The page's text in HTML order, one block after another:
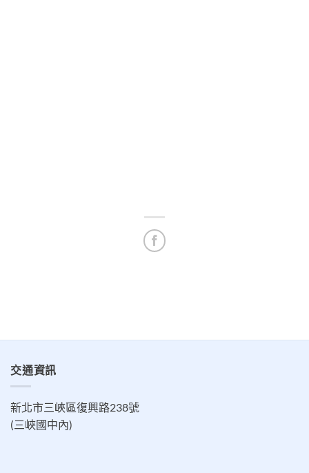
交通資訊
新北市三峽區復興路238號
(三峽國中內)